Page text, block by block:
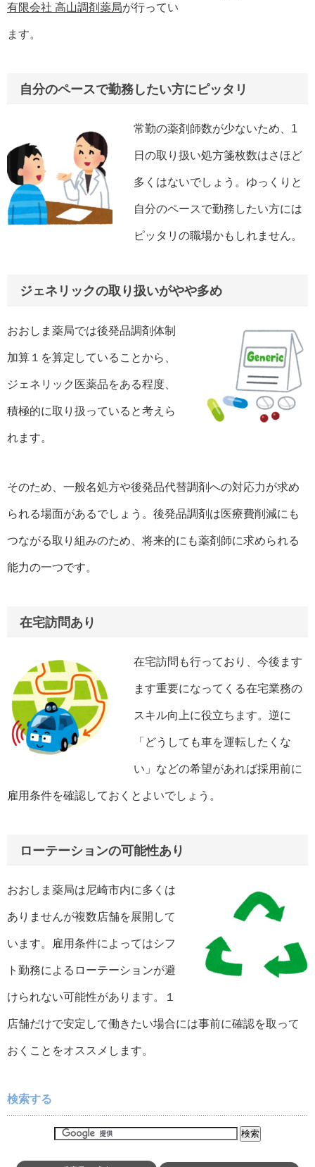
有限会社 高山調剤薬局が行ってい
ます。
自分のペースで勤務したい方にピッタリ
常勤の薬剤師数が少ないため、1
日の取り扱い処方箋枚数はさほど
多くはないでしょう。ゆっくりと
自分のペースで勤務したい方には
ピッタリの職場かもしれません。
ジェネリックの取り扱いがやや多め
おおしま薬局では後発品調剤体制
加算１を算定していることから、
ジェネリック医薬品をある程度、
積極的に取り扱っていると考えら
れます。
そのため、一般名処方や後発品代替調剤への対応力が求め
られる場面があるでしょう。後発品調剤は医療費削減にも
つながる取り組みのため、将来的にも薬剤師に求められる
能力の一つです。
在宅訪問あり
在宅訪問も行っており、今後ます
ます重要になってくる在宅業務の
スキル向上に役立ちます。逆に
「どうしても車を運転したくな
い」などの希望があれば採用前に
雇用条件を確認しておくとよいでしょう。
ローテーションの可能性あり
おおしま薬局は尼崎市内に多くは
ありませんが複数店舗を展開して
います。雇用条件によってはシフ
ト勤務によるローテーションが避
けられない可能性があります。１
店舗だけで安定して働きたい場合には事前に確認を取って
おくことをオススメします。
検索する